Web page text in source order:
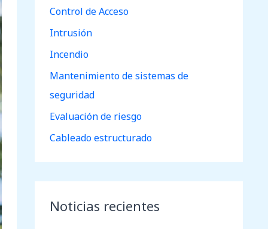
o
r
:
Control de Acceso
Intrusión
Incendio
Mantenimiento de sistemas de
seguridad
Evaluación de riesgo
Cableado estructurado
Noticias recientes